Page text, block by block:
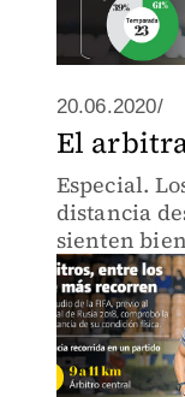
20.06.2020/
El
Especial.
distancia
sienten